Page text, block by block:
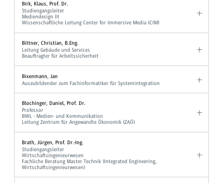
Birk, Klaus, Prof. Dr.
Studiengangsleiter
Mediendesign III
Wissenschaftliche Leitung Center for Immersive Media (CIM)
Bittner, Christian, B.Eng.
Leitung Gebäude und Services
Beauftragter für Arbeitssicherheit
Bixenmann, Jan
Auszubildender zum Fachinformatiker für Systemintegration
Blochinger, Daniel, Prof. Dr.
Professor
BWL - Medien- und Kommunikation
Leitung Zentrum für Angewandte Ökonomik (ZAÖ)
Brath, Jürgen, Prof. Dr.-Ing.
Studiengangsleiter
Wirtschaftsingenieurwesen
Fachliche Beratung Master Technik (Integrated Engineering,
Wirtschaftsingenieurwesen)